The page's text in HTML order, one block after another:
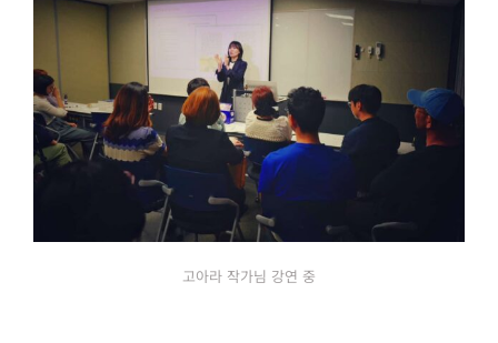
고아라 작가님 강연 중